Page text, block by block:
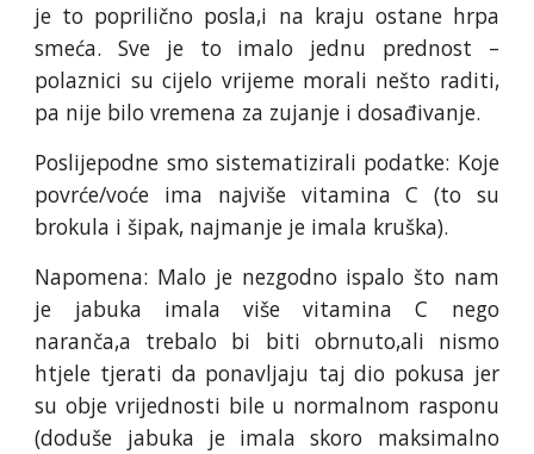
je to poprilično posla,i na kraju ostane hrpa
smeća. Sve je to imalo jednu prednost –
polaznici su cijelo vrijeme morali nešto raditi,
pa nije bilo vremena za zujanje i dosađivanje.
Poslijepodne smo sistematizirali podatke: Koje
povrće/voće ima najviše vitamina C (to su
brokula i šipak, najmanje je imala kruška).
Napomena: Malo je nezgodno ispalo što nam
je jabuka imala više vitamina C nego
naranča,a trebalo bi biti obrnuto,ali nismo
htjele tjerati da ponavljaju taj dio pokusa jer
su obje vrijednosti bile u normalnom rasponu
(doduše jabuka je imala skoro maksimalno